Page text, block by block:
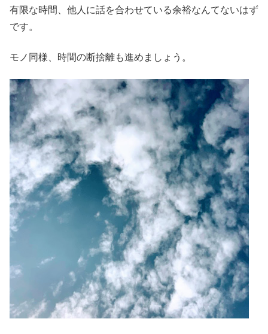
有限な時間、他人に話を合わせている余裕なんてないはず
です。
モノ同様、時間の断捨離も進めましょう。